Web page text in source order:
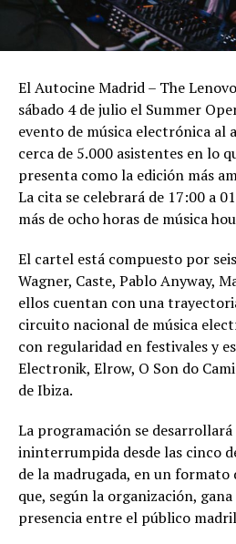
El Autocine Madrid – The
sábado 4 de julio el Summer
evento de música electrónica al
cerca de 5.000 asistentes en lo
presenta como la edición más
La cita se celebrará de 17:00 a
más de ocho horas de música
El cartel está compuesto por
Wagner, Caste, Pablo Anyway,
ellos cuentan con una
circuito nacional de música
con regularidad en festivales y
Electronik, Elrow, O Son do
de Ibiza.
La programación se
ininterrumpida desde las cinco
de la madrugada, en un
que, según la organización,
presencia entre el público